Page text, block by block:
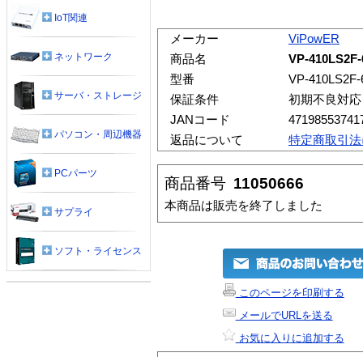
メーカー
ViPowER
商品名
VP-
型番
VP-
保証条件
初期不良対
JANコード
返品について
特定商取引
商品番号 11050666
本商品は販売を終了しました
このページを印刷する
メールでURLを送る
お気に入りに追加する
IoT関連
ネットワーク
サーバ・ストレージ
パソコン・周辺機器
PCパーツ
サプライ
ソフト・ライセンス